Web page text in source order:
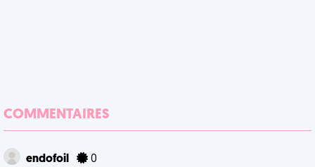
COMMENTAIRES
endofoil 0